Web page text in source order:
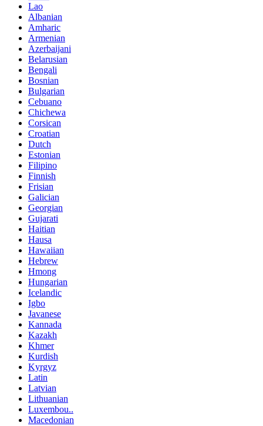
Lao
Albanian
Amharic
Armenian
Azerbaijani
Belarusian
Bengali
Bosnian
Bulgarian
Cebuano
Chichewa
Corsican
Croatian
Dutch
Estonian
Filipino
Finnish
Frisian
Galician
Georgian
Gujarati
Haitian
Hausa
Hawaiian
Hebrew
Hmong
Hungarian
Icelandic
Igbo
Javanese
Kannada
Kazakh
Khmer
Kurdish
Kyrgyz
Latin
Latvian
Lithuanian
Luxembou..
Macedonian